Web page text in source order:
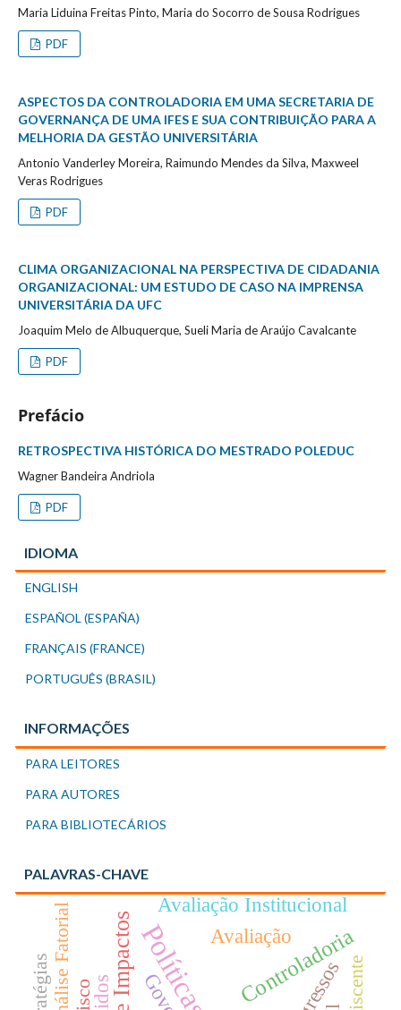
Maria Liduina Freitas Pinto, Maria do Socorro de Sousa Rodrigues
PDF
ASPECTOS DA CONTROLADORIA EM UMA SECRETARIA DE
GOVERNANÇA DE UMA IFES E SUA CONTRIBUIÇÃO PARA A
MELHORIA DA GESTÃO UNIVERSITÁRIA
Antonio Vanderley Moreira, Raimundo Mendes da Silva, Maxweel
Veras Rodrigues
PDF
CLIMA ORGANIZACIONAL NA PERSPECTIVA DE CIDADANIA
ORGANIZACIONAL: UM ESTUDO DE CASO NA IMPRENSA
UNIVERSITÁRIA DA UFC
Joaquim Melo de Albuquerque, Sueli Maria de Araújo Cavalcante
PDF
Prefácio
RETROSPECTIVA HISTÓRICA DO MESTRADO POLEDUC
Wagner Bandeira Andriola
PDF
IDIOMA
ENGLISH
ESPAÑOL (ESPAÑA)
FRANÇAIS (FRANCE)
PORTUGUÊS (BRASIL)
INFORMAÇÕES
PARA LEITORES
PARA AUTORES
PARA BIBLIOTECÁRIOS
PALAVRAS-CHAVE
Controladoria
Egressos
Avaliação
Avaliação Institucional
Análise Fatorial